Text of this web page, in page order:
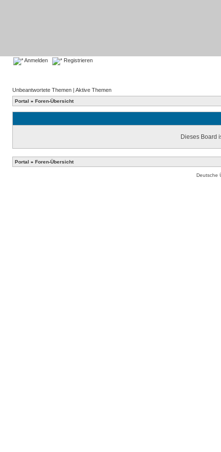
Anmelden Registrieren
Unbeantwortete Themen | Aktive Themen
Portal » Foren-Übersicht
Dieses Board
Portal » Foren-Übersicht
Deutsche